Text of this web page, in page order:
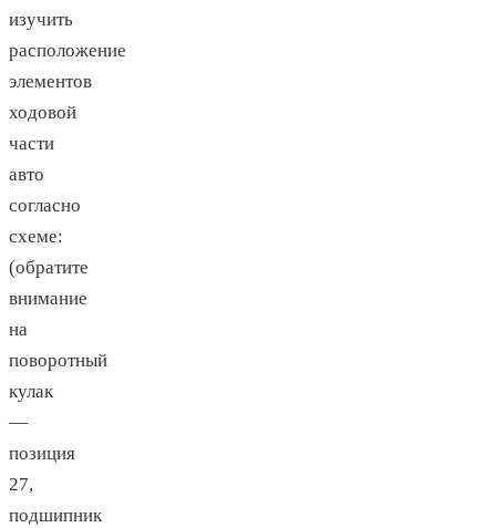
изучить
расположение
элементов
ходовой
части
авто
согласно
схеме:
(обратите
внимание
на
поворотный
кулак
—
позиция
27,
подшипник